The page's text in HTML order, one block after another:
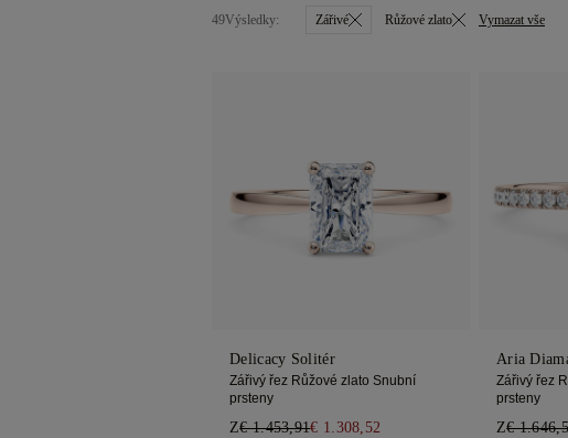
Všechny Žluté zlato Kulaté
49Výsledky: Zářivé Růžové zlato Vymazat vše
Delicacy Solitér
Zářivý řez Růžové zlato Snubní
prsteny
Z€ 1.453,91€ 1.308,52
Aria
Zářivý řez
prsteny
Z€